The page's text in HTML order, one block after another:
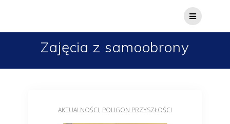
Zajęcia z samoobrony
AKTUALNOŚCI, POLIGON PRZYSZŁOŚCI